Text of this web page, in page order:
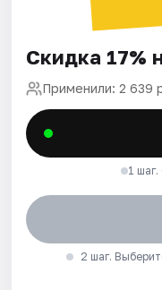
Скидка 17%
Применили: 2 639
1
2 шаг.